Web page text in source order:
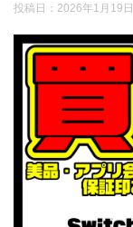
投稿日： 2026年1月19日